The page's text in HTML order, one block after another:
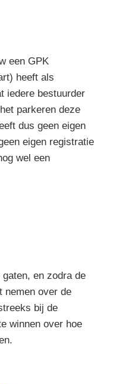
een GPK
heeft als
iedere bestuurder
parkeren deze
dus geen eigen
eigen registratie
wel een
en zodra de
nemen over de
bij de
winnen over hoe